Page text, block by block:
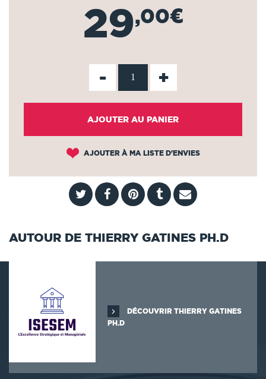
29,00€
- +
AJOUTER AU PANIER
AJOUTER À MA LISTE D'ENVIES
AUTOUR DE THIERRY GATINES PH.D
DÉCOUVRIR THIERRY GATINES
PH.D